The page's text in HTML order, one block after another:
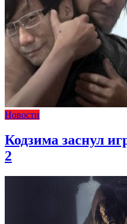
Новости
Кодзима заснул
2